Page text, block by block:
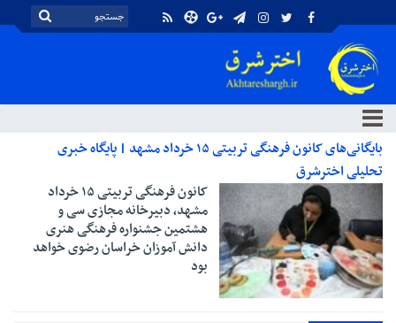
بایگانی‌های کانون فرهنگی تربیتی ۱۵ خرداد مشهد | پایگاه خبری
تحلیلی اخترشرق
کانون فرهنگی تربیتی ۱۵ خرداد
مشهد، دبیرخانه مجازی سی و
هشتمین جشنواره فرهنگی هنری
دانش آموزان خراسان رضوی خواهد
بود